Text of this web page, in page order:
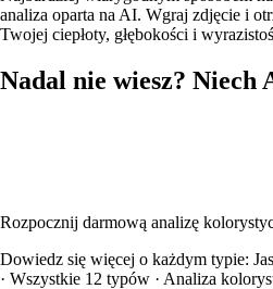
analiza oparta na AI. Wgraj zdjęcie i
Twojej ciepłoty, głębokości i
Nadal nie wiesz? Niech
Rozpocznij darmową analizę
Dowiedz się więcej o każdym typie:
· Wszystkie 12 typów · Analiza